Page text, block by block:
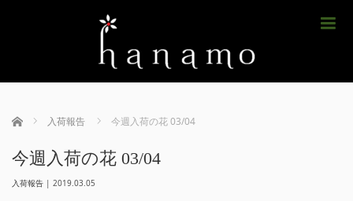
ホーム 入荷報告 今週入荷の花 03/04
今週入荷の花 03/04
入荷報告 | 2019.03.05